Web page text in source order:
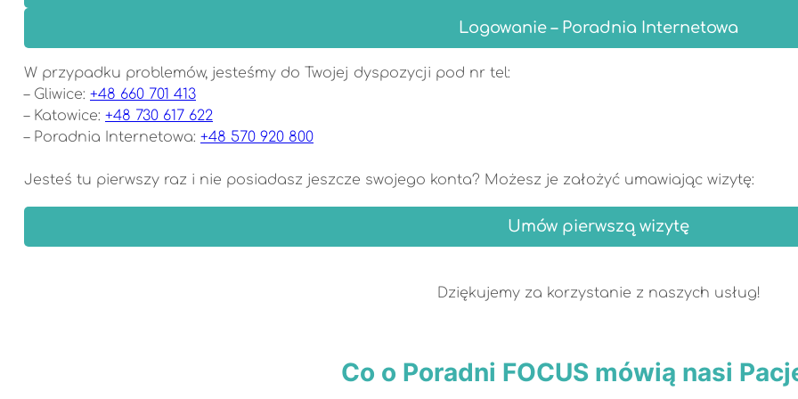
Logowanie – Poradnia Internetowa
W przypadku problemów, jesteśmy do Twojej dyspozycji pod nr tel:
– Gliwice: +48 660 701 413
– Katowice: +48 730 617 622
– Poradnia Internetowa: +48 570 920 800
Jesteś tu pierwszy raz i nie posiadasz jeszcze swojego konta? Możesz je założyć umawiając wizytę:
Umów pierwszą wizytę
Dziękujemy za korzystanie z naszych usług!
Co o Poradni FOCUS mówią nasi